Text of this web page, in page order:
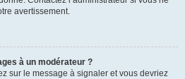
avertissement.
à un modérateur ?
sur le message à signaler et vous devriez